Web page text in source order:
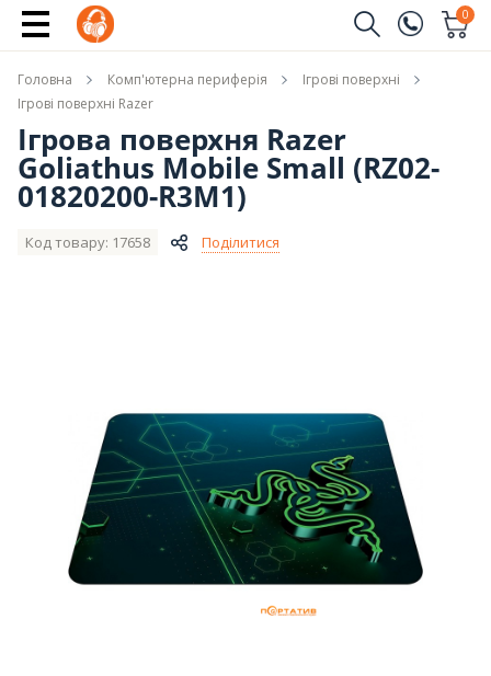
(096)
(044)
0
Ім'я
Телефон
Головна Комп'ютерна периферія
Ігрові поверхні
Ігрові поверхні Razer
Ігрова поверхня Razer
Goliathus Mobile Small (RZ02-
01820200-R3M1)
Код товару: 17658 Поділитися
Купити